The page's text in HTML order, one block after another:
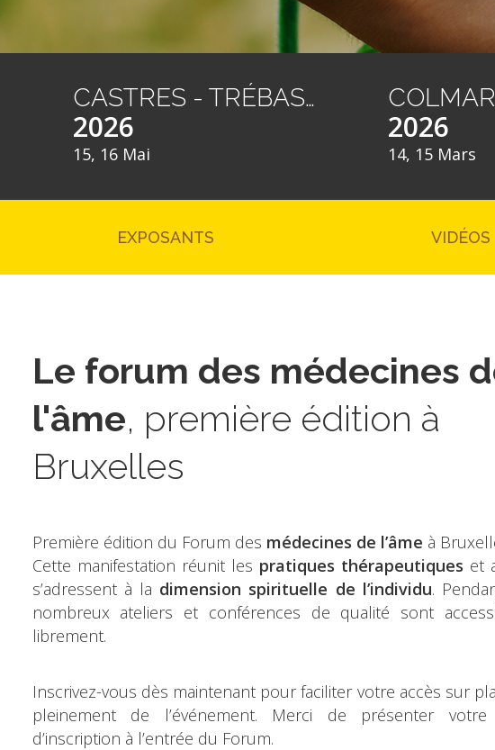
CASTRES - TRÉBAS LES BAINS
2026
15, 16 Mai
COLMAR
2026
14, 15 Mars
EXPOSANTS VIDÉOS
Le forum des médecines
l'âme, première édition à
Bruxelles
Première édition du Forum des médecines de l’âme à
Cette manifestation réunit les pratiques thérapeutiques et
s’adressent à la dimension spirituelle de l’individu.
nombreux ateliers et conférences de qualité sont
librement.
Inscrivez-vous dès maintenant pour faciliter votre accès sur
pleinement de l’événement. Merci de présenter votre
d’inscription à l’entrée du Forum.